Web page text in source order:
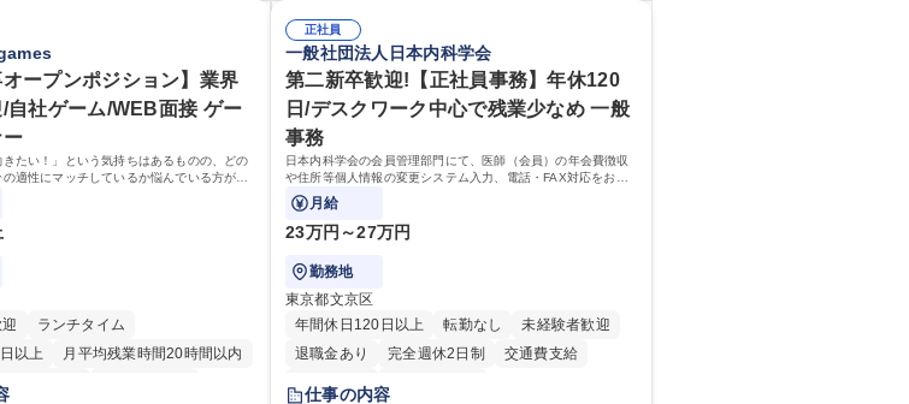
口広場の「イベントコーナー」など
部門：整備の急がれる骨格幹線道路
地域の特定整備路線の用地取得、道
啓発事業、都内の道路施設や道路工
アー事業 ※入社後は上記いずれかの
務内容変更の範囲：会社の定める
満／有給年平均16日取得
職（事務）では、駐車場の管理運営
得、公益財団法人の中枢を担う管理
渡る業務を経験できます。 ■様々なプ
車場事業の他、新宿駅西口広場内に
を兼ねた広告「ブライトサイン」の
など、事業収益を生み出す活動を積
学歴：大学院 大学
校 高校 語学力： 資格：
当業務を持ちつつ、お互いに助け合いながら、総務
部という組織として協力しながら進める体制です。
募集職種 【大阪】総務人事＜未経験歓迎＞◇三菱電
機G・社会インフラを支える/年休127日
い、業務を円滑に遂行できる協調性やコミュニケー
ション能力を持っている方 ・人事総務領域に興味が
ありゼネラリスト志向をお持ちの方 学歴・資格 学
歴：大学院 大学 語学力： 資格：
オープンポジション】業界
自社ゲーム/WEB面接 ゲー
きたい！」という気持ちはあるものの、どの
適性にマッチしているか悩んでいる方が対
ランチタイム
以上
月平均残業時間20時間以内
未経験者歓迎
正社員
一般社団法人日本内科学会
第二新卒歓迎!【正社員事務】年休120
日/デスクワーク中心で残業少なめ 一般
事務
日本内科学会の会員管理部門にて、医師（会員）の年会費徴収
や住所等個人情報の変更システム入力、電話・FAX対応をお任
せします。将来的には、各種委員会の運営事務局業務などにも
幅広く携わっていただきます。
月給
23万円～27万円
勤務地
東京都文京区
年間休日120日以上
転勤なし
未経験者歓迎
退職金あり
完全週休2日制
交通費支給
土日祝休み
仕事の内容